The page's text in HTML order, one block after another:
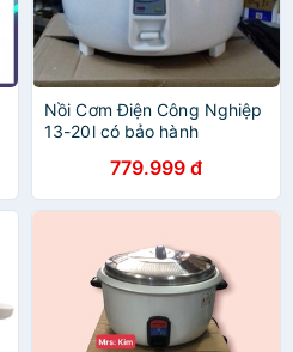
Nồi Cơm Điện Công Nghiệp
13-20l có bảo hành
779.999 đ